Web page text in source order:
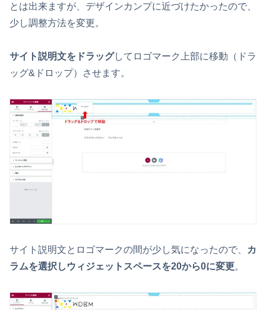
とは出来ますが、デザインカンプに近づけたかったので、
少し調整方法を変更。
サイト説明文をドラッグしてロゴマーク上部に移動（ドラ
ッグ&ドロップ）させます。
サイト説明文とロゴマークの間が少し気になったので、
カ
ラムを選択しウィジェットスペースを20から0に変更。